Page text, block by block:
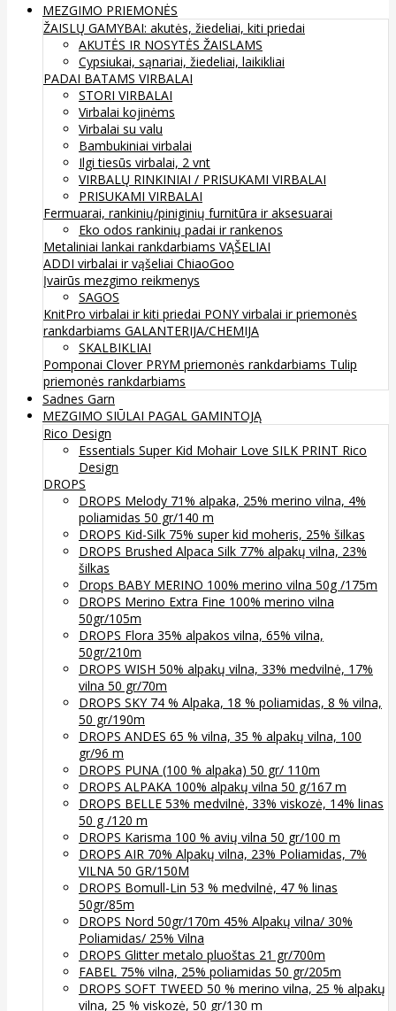
MEZGIMO PRIEMONĖS
ŽAISLŲ GAMYBAI: akutės, žiedeliai, kiti priedai
AKUTĖS IR NOSYTĖS ŽAISLAMS
Cypsiukai, sąnariai, žiedeliai, laikikliai
PADAI BATAMS VIRBALAI
STORI VIRBALAI
Virbalai kojinėms
Virbalai su valu
Bambukiniai virbalai
Ilgi tiesūs virbalai, 2 vnt
VIRBALŲ RINKINIAI / PRISUKAMI VIRBALAI
PRISUKAMI VIRBALAI
Fermuarai, rankinių/piniginių furnitūra ir aksesuarai
Eko odos rankinių padai ir rankenos
Metaliniai lankai rankdarbiams VĄŠELIAI
ADDI virbalai ir vąšeliai ChiaoGoo
Įvairūs mezgimo reikmenys
SAGOS
KnitPro virbalai ir kiti priedai PONY virbalai ir priemonės
rankdarbiams GALANTERIJA/CHEMIJA
SKALBIKLIAI
Pomponai Clover PRYM priemonės rankdarbiams Tulip
priemonės rankdarbiams
Sadnes Garn
MEZGIMO SIŪLAI PAGAL GAMINTOJĄ
Rico Design
Essentials Super Kid Mohair Love SILK PRINT Rico
Design
DROPS
DROPS Melody 71% alpaka, 25% merino vilna, 4%
poliamidas 50 gr/140 m
DROPS Kid-Silk 75% super kid moheris, 25% šilkas
DROPS Brushed Alpaca Silk 77% alpakų vilna, 23%
šilkas
Drops BABY MERINO 100% merino vilna 50g /175m
DROPS Merino Extra Fine 100% merino vilna
50gr/105m
DROPS Flora 35% alpakos vilna, 65% vilna,
50gr/210m
DROPS WISH 50% alpakų vilna, 33% medvilnė, 17%
vilna 50 gr/70m
DROPS SKY 74 % Alpaka, 18 % poliamidas, 8 % vilna,
50 gr/190m
DROPS ANDES 65 % vilna, 35 % alpakų vilna, 100
gr/96 m
DROPS PUNA (100 % alpaka) 50 gr/ 110m
DROPS ALPAKA 100% alpakų vilna 50 g/167 m
DROPS BELLE 53% medvilnė, 33% viskozė, 14% linas
50 g /120 m
DROPS Karisma 100 % avių vilna 50 gr/100 m
DROPS AIR 70% Alpakų vilna, 23% Poliamidas, 7%
VILNA 50 GR/150M
DROPS Bomull-Lin 53 % medvilnė, 47 % linas
50gr/85m
DROPS Nord 50gr/170m 45% Alpakų vilna/ 30%
Poliamidas/ 25% Vilna
DROPS Glitter metalo pluoštas 21 gr/700m
FABEL 75% vilna, 25% poliamidas 50 gr/205m
DROPS SOFT TWEED 50 % merino vilna, 25 % alpakų
vilna, 25 % viskozė, 50 gr/130 m